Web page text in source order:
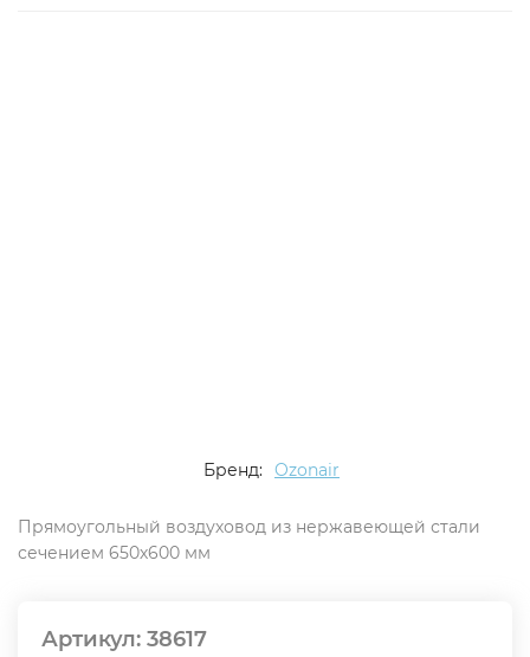
Бренд: Ozonair
Прямоугольный воздуховод из нержавеющей стали
сечением 650х600 мм
Артикул: 38617